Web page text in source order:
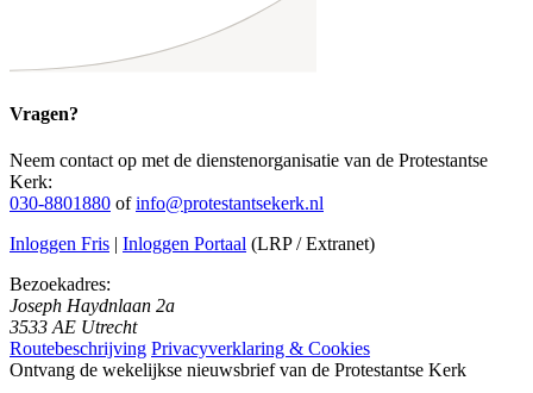
Vragen?
Neem contact op met de dienstenorganisatie van de Protestantse
Kerk:
030-8801880 ofinfo@protestantsekerk.nl
Inloggen Fris | Inloggen Portaal (LRP / Extranet)
Bezoekadres:
Joseph Haydnlaan 2a
3533 AE Utrecht
Routebeschrijving Privacyverklaring & Cookies
Ontvang de wekelijkse nieuwsbrief van de Protestantse Kerk